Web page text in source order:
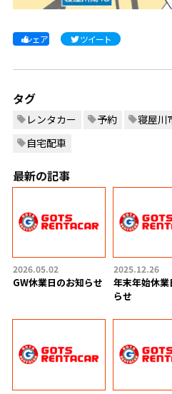
シェア ツイート
タグ
レンタカー 予約 寝屋川
自宅配車
最新の記事
2026.05.02
GW休業日のお知らせ
2025.12.26
年末年始休業
らせ